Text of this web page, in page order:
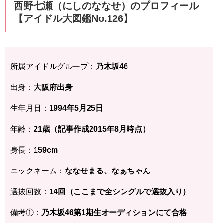
西野七瀬（にしのななせ）のプロフィール
【アイドル大図鑑No.126】
所属アイドルグループ： 乃木坂46
出身： 大阪府出身
生年月日： 1994年5月25日
年齢： 21歳（記事作成2015年8月時点）
身長： 159cm
ニックネーム： ななせまる、なぁちゃん
選抜回数： 14回（ここまで全シングルで選抜入り）
備考①： 乃木坂46第1期生オーディションにて合格